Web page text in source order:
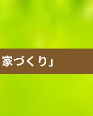
づくり」